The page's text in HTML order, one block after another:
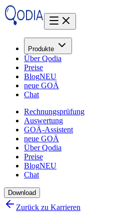
Produkte
Über Qodia
Preise
BlogNEU
neue GOÄ
Chat
Rechnungsprüfung
Auswertung
GOÄ-Assistent
neue GOÄ
Über Qodia
Preise
BlogNEU
Chat
Download
Zurück zu Karrieren